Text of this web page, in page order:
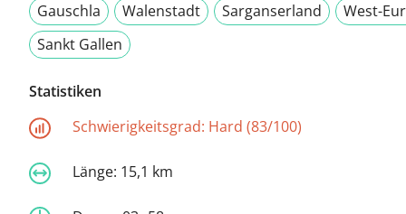
Gauschla
Walenstadt Sarganserland
West-
Sankt Gallen
Statistiken
Schwierigkeitsgrad: Hard (83/100)
Länge: 15,1 km